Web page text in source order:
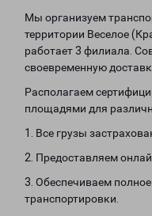
Мы организуем
территории Веселое
работает 3 филиала.
своевременную
Располагаем
площадями для
1. Все грузы
2. Предоставляем
3. Обеспечиваем
транспортировки.